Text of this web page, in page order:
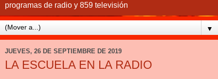
programas de radio y 859 televisión
▼
JUEVES, 26 DE SEPTIEMBRE DE 2019
LA ESCUELA EN LA RADIO